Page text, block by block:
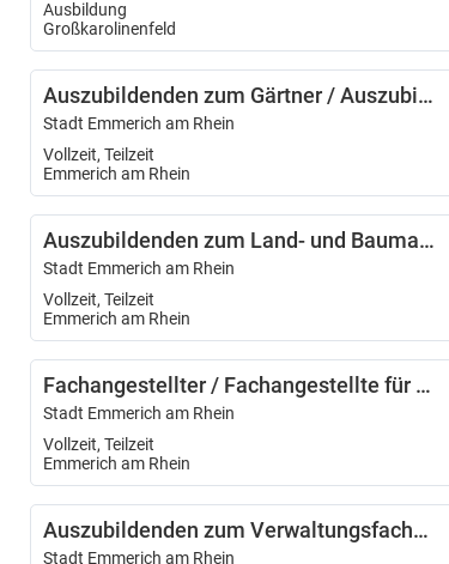
Ausbildung
Großkarolinenfeld
Auszubildenden zum Gärtner / Auszubildende zur Gärtnerin – Fachrichtung Garten- und Landschaftsbau – (m/w/d)
Stadt Emmerich am Rhein
Vollzeit, Teilzeit
Emmerich am Rhein
Auszubildenden zum Land- und Baumaschinenmechatroniker/ Auszubildende zur Land- und Baumaschinenmechatronikerin (m/w/d)
Stadt Emmerich am Rhein
Vollzeit, Teilzeit
Emmerich am Rhein
Fachangestellter / Fachangestellte für Medien- und Informationsdienste - Fachrichtung Bibliothek (m/w/d)
Stadt Emmerich am Rhein
Vollzeit, Teilzeit
Emmerich am Rhein
Auszubildenden zum Verwaltungsfachangestellten / Auszubildende zur Verwaltungsfachangestellten m/w/d)
Stadt Emmerich am Rhein